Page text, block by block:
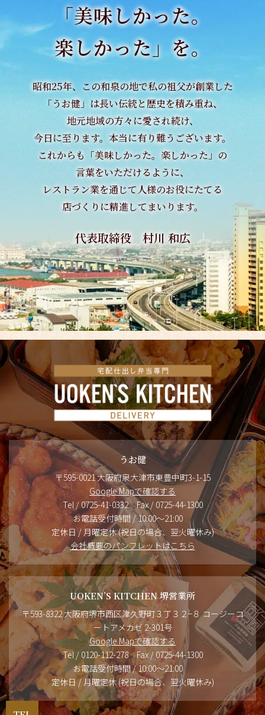
「美味しかった。
楽しかった」を。
昭和25年、この和泉の地で私の祖父が創業した
「うお健」は長い伝統と歴史を積み重ね、
地元地域の方々に愛され続け、
今日に至ります。本当に有り難うございます。
これからも「美味しかった。楽しかった」の
言葉をいただけるように、
レストラン業を通じて 人様のお役にたてる
店づくりに精進してまいります。
代表取締役 村川 和広
うお健
〒595-0021 大阪府泉大津市東豊中町3-1-15
Google Mapで確認する
Tel / 0725-41-0332 Fax / 0725-44-1300
お電話受付時間 / 10:00～21:00
定休日 / 月曜定休 (祝日の場合、翌火曜休み)
会社概要のパンフレットはこちら
UOKEN’S KITCHEN 堺営業所
〒593-8322 大阪府堺市西区津久野町３丁３２−８ コージーコ
ートアメカゼ 2-301号
Google Mapで確認する
Tel / 0120-112-278 Fax / 0725-44-1300
お電話受付時間 / 10:00～21:00
定休日 / 月曜定休 (祝日の場合、翌火曜休み)